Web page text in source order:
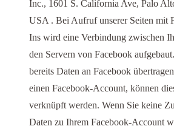
Inc., 1601 S. California Ave, Palo
USA . Bei Aufruf unserer Seiten mit
Ins wird eine Verbindung zwischen
den Servern von Facebook
bereits Daten an Facebook
einen Facebook-Account, können
verknüpft werden. Wenn Sie keine
Daten zu Ihrem Facebook-Account